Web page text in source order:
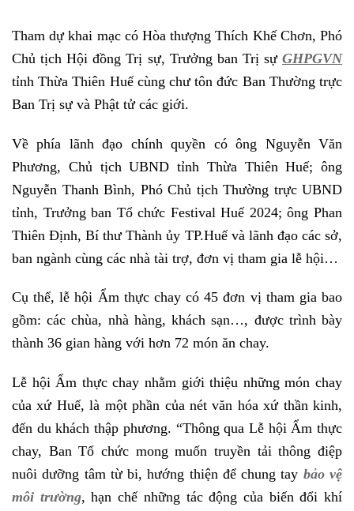
Tham dự khai mạc có Hòa thượng Thích Khế Chơn, Phó
Chủ tịch Hội đồng Trị sự, Trưởng ban Trị sự GHPGVN
tỉnh Thừa Thiên Huế cùng chư tôn đức Ban Thường trực
Ban Trị sự và Phật tử các giới.
Về phía lãnh đạo chính quyền có ông Nguyễn Văn
Phương, Chủ tịch UBND tỉnh Thừa Thiên Huế; ông
Nguyễn Thanh Bình, Phó Chủ tịch Thường trực UBND
tỉnh, Trưởng ban Tổ chức Festival Huế 2024; ông Phan
Thiên Định, Bí thư Thành ủy TP.Huế và lãnh đạo các sở,
ban ngành cùng các nhà tài trợ, đơn vị tham gia lễ hội…
Cụ thể, lễ hội Ẩm thực chay có 45 đơn vị tham gia bao
gồm: các chùa, nhà hàng, khách sạn…, được trình bày
thành 36 gian hàng với hơn 72 món ăn chay.
Lễ hội Ẩm thực chay nhằm giới thiệu những món chay
của xứ Huế, là một phần của nét văn hóa xứ thần kinh,
đến du khách thập phương. “Thông qua Lễ hội Ẩm thực
chay, Ban Tổ chức mong muốn truyền tải thông điệp
nuôi dưỡng tâm từ bi, hướng thiện để chung tay bảo vệ
môi trường, hạn chế những tác động của biến đổi khí